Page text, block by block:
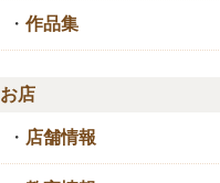
・ 作品集
お店
・ 店舗情報